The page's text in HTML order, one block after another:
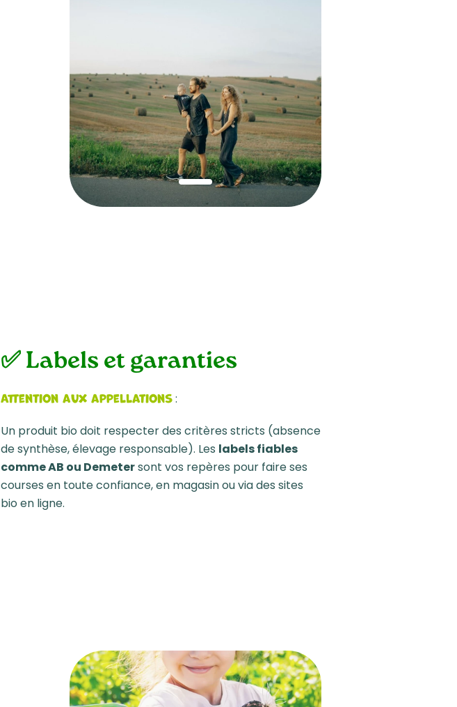
1
✅ Labels et garanties
Attention aux appellations:
Un produit bio doit respecter des critères stricts (absence
de synthèse, élevage responsable). Les labels fiables
comme AB ou Demetersont vos repères pour faire ses
courses en toute confiance, en magasin ou via des sites
bio en ligne.